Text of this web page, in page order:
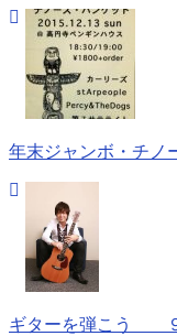
年末ジャンボ・チ
ギターを弾こう